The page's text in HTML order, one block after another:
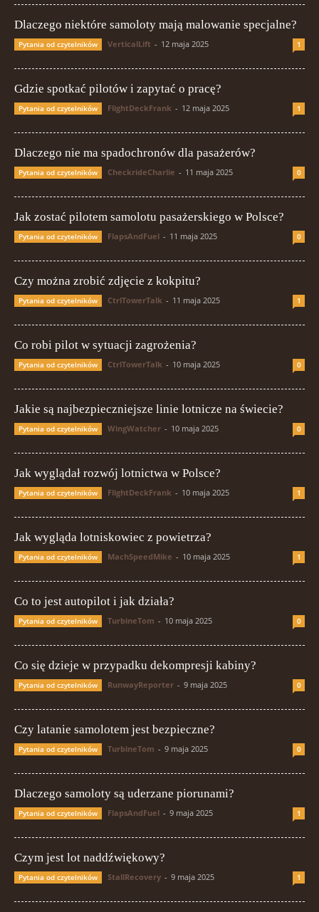
Dlaczego niektóre samoloty mają malowanie specjalne?
Pytania od czytelników VerticalLift - 12 maja 2025 1
Gdzie spotkać pilotów i zapytać o pracę?
Pytania od czytelników FlightDeckFrank - 12 maja 2025 1
Dlaczego nie ma spadochronów dla pasażerów?
Pytania od czytelników CheckrideCharlie - 11 maja 2025 0
Jak zostać pilotem samolotu pasażerskiego w Polsce?
Pytania od czytelników FlapsAndFuel - 11 maja 2025 0
Czy można zrobić zdjęcie z kokpitu?
Pytania od czytelników CtrlTowerTalk - 11 maja 2025 1
Co robi pilot w sytuacji zagrożenia?
Pytania od czytelników CtrlTowerTalk - 10 maja 2025 0
Jakie są najbezpieczniejsze linie lotnicze na świecie?
Pytania od czytelników WingWatcher - 10 maja 2025 0
Jak wyglądał rozwój lotnictwa w Polsce?
Pytania od czytelników FlightDeckFrank - 10 maja 2025 1
Jak wygląda lotniskowiec z powietrza?
Pytania od czytelników MachSpeedMike - 10 maja 2025 1
Co to jest autopilot i jak działa?
Pytania od czytelników TurbineTom - 10 maja 2025 0
Co się dzieje w przypadku dekompresji kabiny?
Pytania od czytelników RunwayReporter - 9 maja 2025 0
Czy latanie samolotem jest bezpieczne?
Pytania od czytelników TurbineTom - 9 maja 2025 0
Dlaczego samoloty są uderzane piorunami?
Pytania od czytelników FlapsAndFuel - 9 maja 2025 1
Czym jest lot naddźwiękowy?
Pytania od czytelników StallRecovery - 9 maja 2025 1